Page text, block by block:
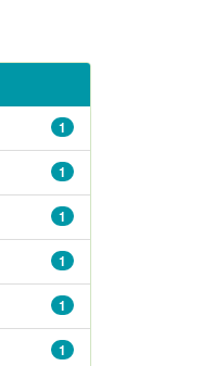
1
1
1
1
1
1